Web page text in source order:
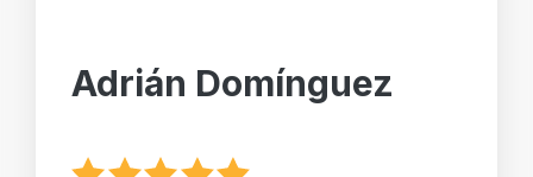
Adrián Domínguez